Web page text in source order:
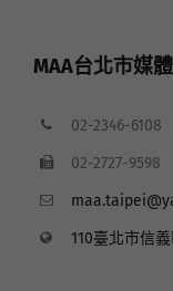
MAA台北市媒
02-2727-9598